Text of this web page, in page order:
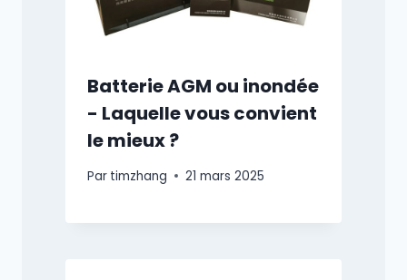
Batterie AGM ou inondée
- Laquelle vous convient
le mieux ?
Par timzhang 21 mars 2025